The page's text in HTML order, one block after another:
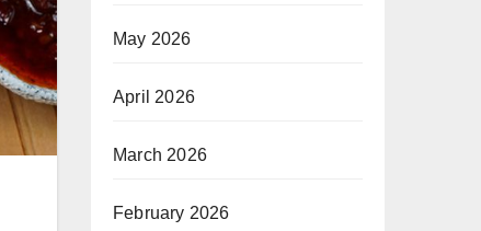
May 2026
April 2026
March 2026
February 2026